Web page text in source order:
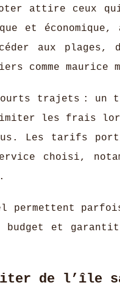
attire ceux
et
aux
comme maurice
trajets : un
les frais
Les tarifs
choisi,
permettent
budget et
de l’île